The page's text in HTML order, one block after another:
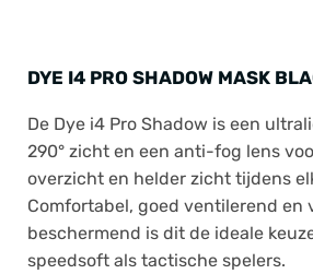
DYE I4 PRO SHADOW MASK
De Dye i4 Pro Shadow is een
290° zicht en een anti-fog lens
overzicht en helder zicht tijdens
Comfortabel, goed ventilerend en
beschermend is dit de ideale
speedsoft als tactische spelers.